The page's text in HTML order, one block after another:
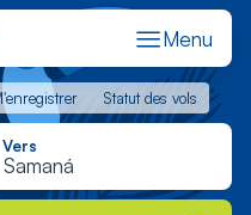
Menu
Statut des vols
Statut des vols
Vers